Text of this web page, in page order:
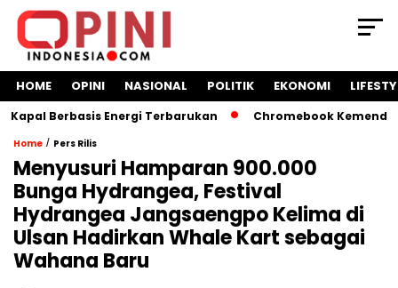
HOME OPINI NASIONAL POLITIK EKONOMI
Berbasis Energi Terbarukan Chromebook
Home / Pers Rilis
Menyusuri Hamparan 900.000
Bunga Hydrangea, Festival
Hydrangea Jangsaengpo Kelima di
Ulsan Hadirkan Whale Kart sebagai
Wahana Baru